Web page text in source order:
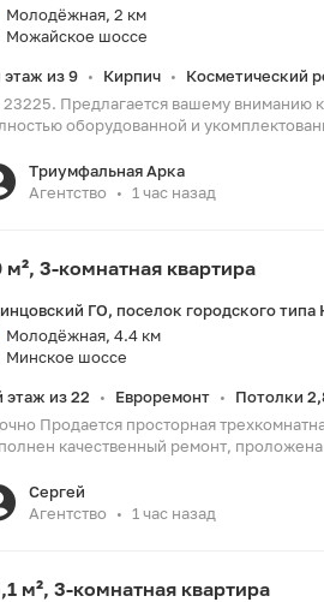
Молодёжная, 2 км
Можайское шоссе
этаж из 9 • Кирпич • Косметический
Предлагается вашему вниманию
оборудованной и
Триумфальная Арка
Агентство
• 1 час назад
м², 3-комнатная квартира
ГО, поселок городского
Молодёжная, 4.4 км
Минское шоссе
этаж из 22 • Евроремонт •
Потолки
Продается просторная
качественный ремонт,
Сергей
Агентство
• 1 час назад
м², 3-комнатная квартира